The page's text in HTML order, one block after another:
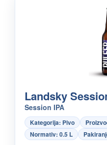
Landsky
Session IPA
Kategorija: Pivo
Normativ: 0.5 L